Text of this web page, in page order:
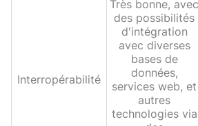
Interropérabilité
Très bonne, avec
des possibilités
d'intégration
avec diverses
bases de
données,
services web, et
autres
technologies via